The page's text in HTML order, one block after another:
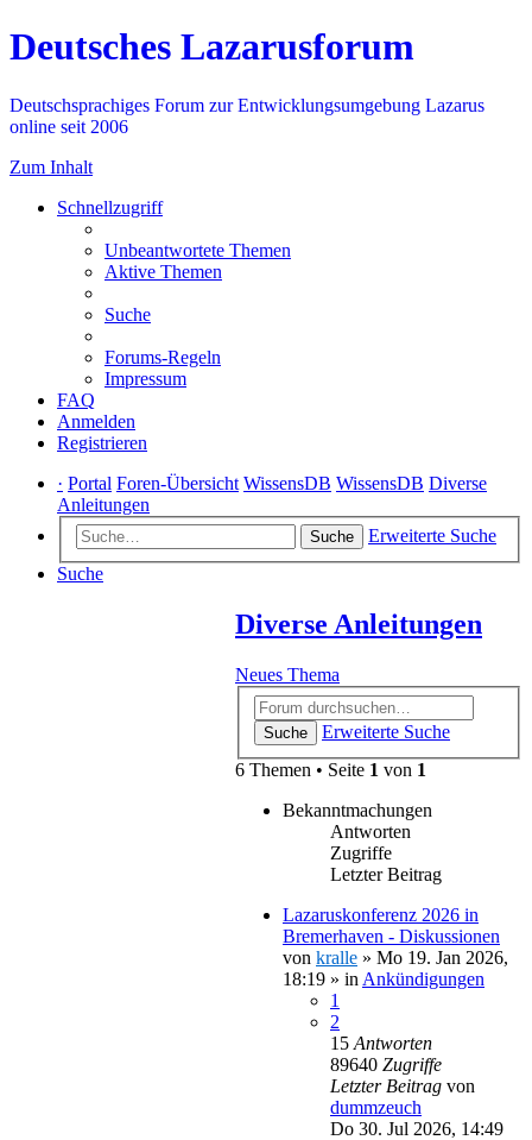
Deutsches Lazarusforum
Deutschsprachiges Forum zur Entwicklungsumgebung Lazarus
online seit 2006
Zum Inhalt
Schnellzugriff
Unbeantwortete Themen
Aktive Themen
Suche
Forums-Regeln
Impressum
FAQ
Anmelden
Registrieren
· Portal Foren-Übersicht WissensDB WissensDB Diverse
Anleitungen
Suche
Erweiterte Suche
Suche
Diverse Anleitungen
Neues Thema
Suche
Erweiterte Suche
6 Themen • Seite 1 von 1
Bekanntmachungen
Antworten
Zugriffe
Letzter Beitrag
Lazaruskonferenz 2026 in
Bremerhaven - Diskussionen
von kralle » Mo 19. Jan 2026,
18:19 » in Ankündigungen
1
2
15 Antworten
89640 Zugriffe
Letzter Beitrag von
dummzeuch
Do 30. Jul 2026, 14:49